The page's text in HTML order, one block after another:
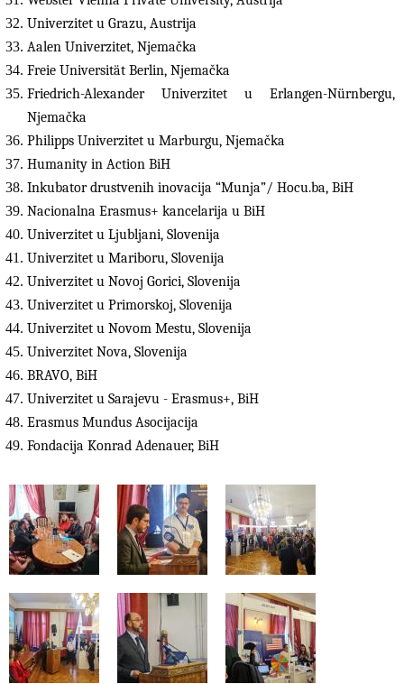
Univerzitet u Grazu, Austrija
Aalen Univerzitet, Njemačka
Freie Universität Berlin, Njemačka
Friedrich-Alexander Univerzitet u Erlangen-Nürnbergu,
Njemačka
Philipps Univerzitet u Marburgu, Njemačka
Humanity in Action BiH
Inkubator drustvenih inovacija “Munja”/ Hocu.ba, BiH
Nacionalna Erasmus+ kancelarija u BiH
Univerzitet u Ljubljani, Slovenija
Univerzitet u Mariboru, Slovenija
Univerzitet u Novoj Gorici, Slovenija
Univerzitet u Primorskoj, Slovenija
Univerzitet u Novom Mestu, Slovenija
Univerzitet Nova, Slovenija
BRAVO, BiH
Univerzitet u Sarajevu - Erasmus+, BiH
Erasmus Mundus Asocijacija
Fondacija Konrad Adenauer, BiH